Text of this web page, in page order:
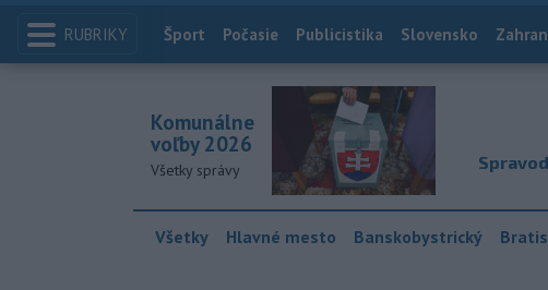
RUBRIKY Index
Šport Počasie Publicistika Slovensko
Komunálne
voľby 2026
Všetky správy
Všetky Hlavné mesto Banskobystrický